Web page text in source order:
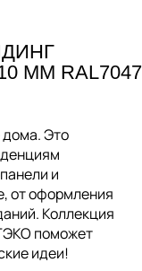
ММ
Это
и
от оформления
Коллекция
поможет
идеи!